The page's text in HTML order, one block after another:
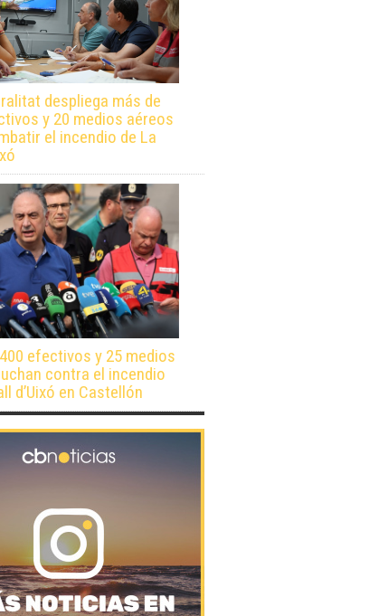
despliega más de
y 20 medios aéreos
el incendio de La
efectivos y 25 medios
contra el incendio
d’Uixó en Castellón